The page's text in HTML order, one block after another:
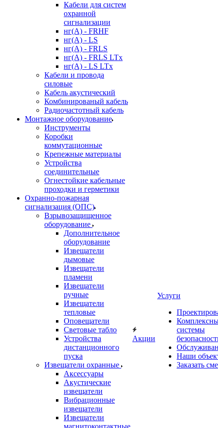
Кабели для систем
охранной
сигнализации
нг(A) - FRHF
нг(A) - LS
нг(А) - FRLS
нг(А) - FRLS LTx
нг(А) - LS LTx
Кабели и провода
силовые
Кабель акустический
Комбинированый кабель
Радиочастотный кабель
Монтажное оборудование
Инструменты
Коробки
коммутационные
Крепежные материалы
Устройства
соединительные
Огнестойкие кабельные
проходки и герметики
Охранно-пожарная
сигнализация (ОПС)
Взрывозащищенное
оборудование
Дополнительное
оборудование
Извещатели
дымовые
Извещатели
пламени
Извещатели
ручные
Извещатели
тепловые
Оповещатели
Световые табло
Устройства
дистанционного
пуска
Извещатели охранные
Аксессуары
Акустические
извещатели
Вибрационные
извещатели
Извещатели
магнитоконтактные
Акции
Услуги
системы
Наши
Заказать